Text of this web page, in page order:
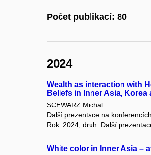
Počet publikací: 80
2024
Wealth as interaction with
Beliefs in Inner Asia, Korea
SCHWARZ Michal
Další prezentace na konferencích
Rok: 2024, druh: Další
White color in Inner Asia –